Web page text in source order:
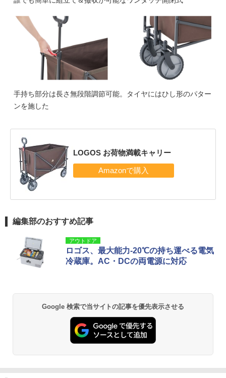
手持ち部分は長さ無段階調節可能。タイヤにはひし形のパター
ンを施した
LOGOS お荷物満載キャリー
編集部のおすすめ記事
アウトドア
ロゴス、最大能力-20℃の持ち運べる電気
冷蔵庫。AC・DCの両電源に対応
Google 検索で当サイトの記事を優先表示させる